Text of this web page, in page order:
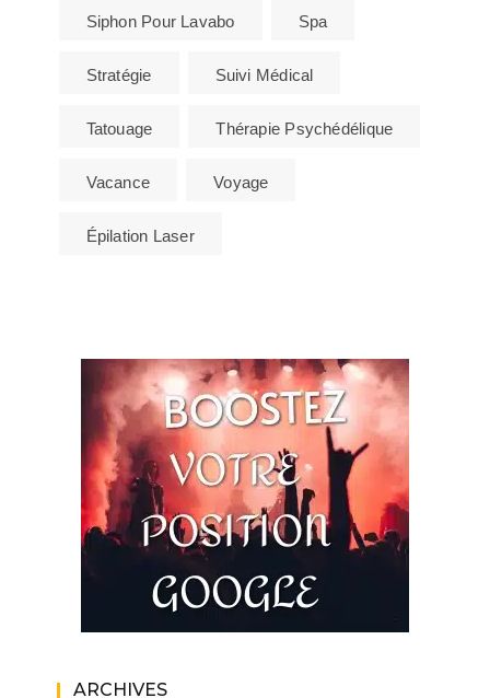
Siphon Pour Lavabo Spa
Stratégie Suivi Médical
Tatouage Thérapie Psychédélique
Vacance Voyage
Épilation Laser
ARCHIVES